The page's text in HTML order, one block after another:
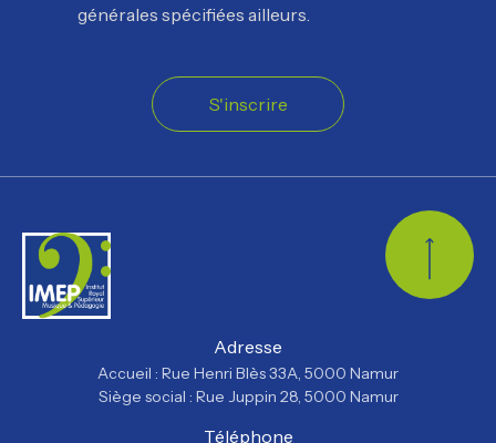
générales spécifiées ailleurs.
S'inscrire
Adresse
Accueil : Rue Henri Blès 33A, 5000 Namur
Siège social : Rue Juppin 28, 5000 Namur
Téléphone